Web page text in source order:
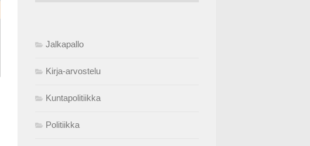
Jalkapallo
Kirja-arvostelu
Kuntapolitiikka
Politiikka